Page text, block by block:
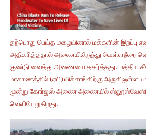
தற்பொது பெய்த மழையினால் மக்களின் இறப்பு
அதிகரித்ததால் அணையிலிருந்து வெள்ளநீரை
குண்டு வைத்து அணையை தகர்த்தது. மத்திய
மாகாணத்தில் (ஏபி) யிச்சாங்கிற்கு அருகிலுள்ள
மூன்று கோர்ஜஸ் அணை அணையில் ஸ்லூஸ்வேஸில்
வெளியேறுகிறது.